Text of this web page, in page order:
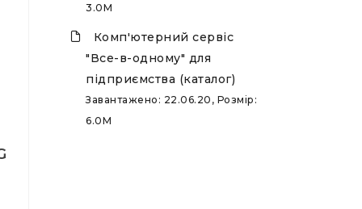
3.0M
Комп'ютерний сервіс
"Все-в-одному" для
підприємства (каталог)
Завантажено: 22.06.20, Розмір:
6.0M